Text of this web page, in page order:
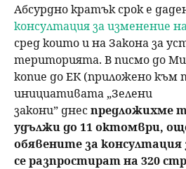
Абсурдно кратък срок е
консултация за изменение
сред които и на Закона за
територията. В писмо до
копие до ЕК (приложено към
инициативата „Зелени
закони” днеспредложихме
удължи до 11 октомври,
обявените за
се разпростират на 320